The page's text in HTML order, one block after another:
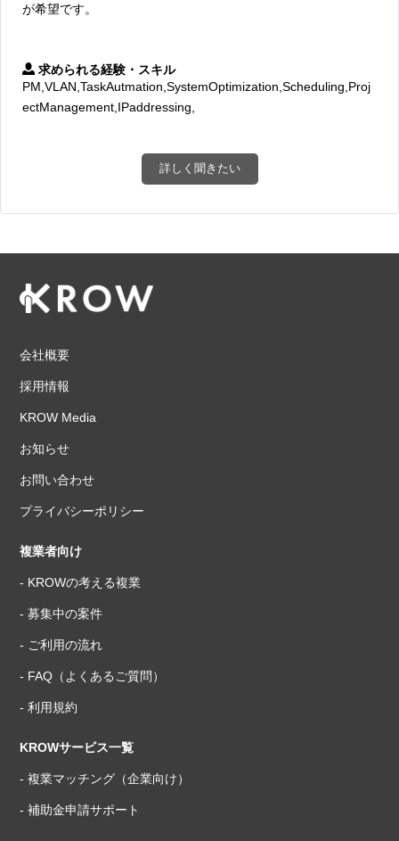
が希望です。
求められる経験・スキル
PM,VLAN,TaskAutmation,SystemOptimization,Scheduling,Proj
ectManagement,IPaddressing,
詳しく聞きたい
会社概要
採用情報
KROW Media
お知らせ
お問い合わせ
プライバシーポリシー
複業者向け
- KROWの考える複業
- 募集中の案件
- ご利用の流れ
- FAQ（よくあるご質問）
- 利用規約
KROWサービス一覧
- 複業マッチング（企業向け）
- 補助金申請サポート